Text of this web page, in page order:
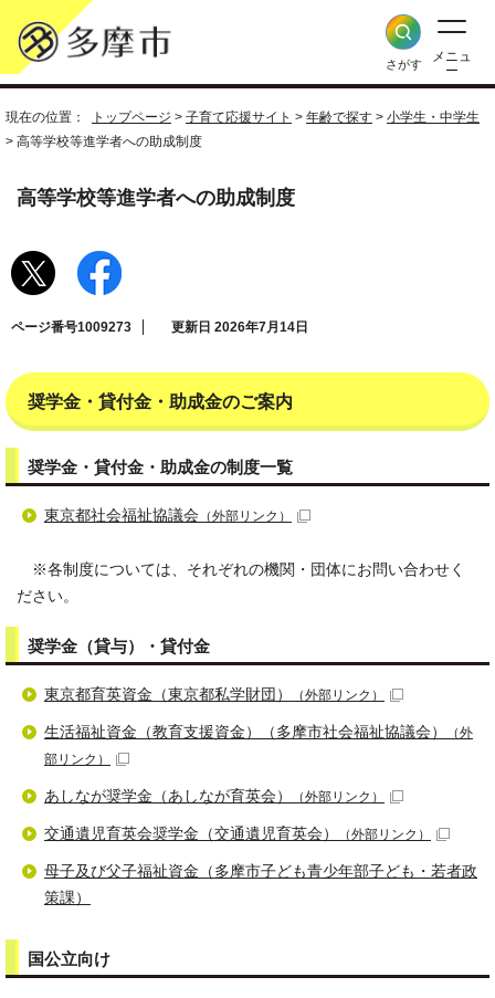
さがす
メニュ
ー
現在の位置： トップページ > 子育て応援サイト > 年齢で探す > 小学生・中学生
> 高等学校等進学者への助成制度
高等学校等進学者への助成制度
ページ番号1009273 更新日 2026年7月14日
奨学金・貸付金・助成金のご案内
奨学金・貸付金・助成金の制度一覧
東京都社会福祉協議会 （外部リンク）
※各制度については、それぞれの機関・団体にお問い合わせく
ださい。
奨学金（貸与）・貸付金
東京都育英資金（東京都私学財団） （外部リンク）
生活福祉資金（教育支援資金）（多摩市社会福祉協議会）
（外
部リンク）
あしなが奨学金（あしなが育英会） （外部リンク）
交通遺児育英会奨学金（交通遺児育英会） （外部リンク）
母子及び父子福祉資金（多摩市子ども青少年部子ども・若者政
策課）
国公立向け